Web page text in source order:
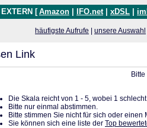
[ Amazon IFO.net xDSL
häufigste Aufrufe unsere Auswahl
Link
Die Skala reicht von 1 - 5, wobei 1
Bitte nur einmal abstimmen.
Bitte stimmen Sie nicht für sich oder einen
Sie können sich eine liste der Top